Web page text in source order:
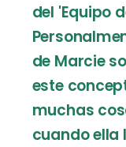
del 'Equipo
de Marcie
este
muchas
cuando ella